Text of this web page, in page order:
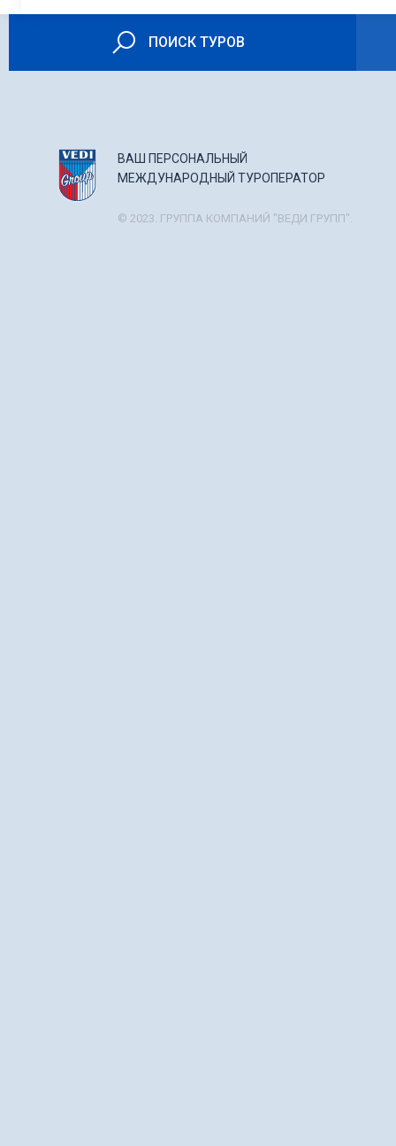
ПОИСК ТУРОВ
ВАШ ПЕРСОНАЛЬНЫЙ
МЕЖДУНАРОДНЫЙ ТУРОПЕРАТОР
© 2023. ГРУППА КОМПАНИЙ "ВЕДИ ГРУПП".